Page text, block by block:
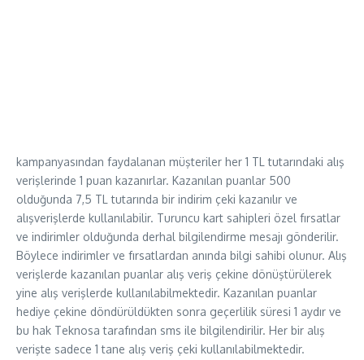
kampanyasından faydalanan müşteriler her 1 TL tutarındaki alış
verişlerinde 1 puan kazanırlar. Kazanılan puanlar 500
olduğunda 7,5 TL tutarında bir indirim çeki kazanılır ve
alışverişlerde kullanılabilir. Turuncu kart sahipleri özel fırsatlar
ve indirimler olduğunda derhal bilgilendirme mesajı gönderilir.
Böylece indirimler ve fırsatlardan anında bilgi sahibi olunur. Alış
verişlerde kazanılan puanlar alış veriş çekine dönüştürülerek
yine alış verişlerde kullanılabilmektedir. Kazanılan puanlar
hediye çekine döndürüldükten sonra geçerlilik süresi 1 aydır ve
bu hak Teknosa tarafından sms ile bilgilendirilir. Her bir alış
verişte sadece 1 tane alış veriş çeki kullanılabilmektedir.